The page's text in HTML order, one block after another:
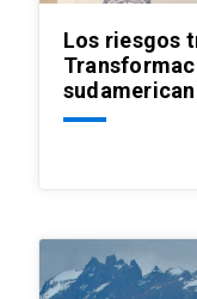
Los riesgos